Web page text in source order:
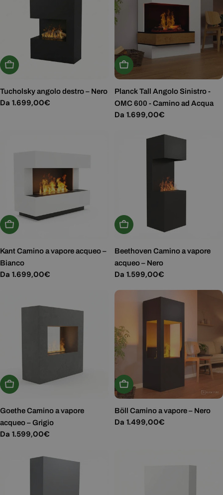
Scegli Le Opzioni
Tucholsky angolo destro – Nero
Prezzo
Da 1.699,00€
Scegli Le Opzioni
Planck Tall Angolo Sinistro -
OMC 600 - Camino ad Acqua
Prezzo
Da 1.699,00€
Scegli Le Opzioni
Kant Camino a vapore acqueo –
Bianco
Prezzo
Da 1.699,00€
Scegli Le Opzioni
Beethoven Camino a vapore
acqueo – Nero
Prezzo
Da 1.599,00€
Scegli Le Opzioni
Goethe Camino a vapore
acqueo – Grigio
Prezzo
Da 1.599,00€
Scegli Le Opzioni
Böll Camino a vapore – Nero
Prezzo
Da 1.499,00€